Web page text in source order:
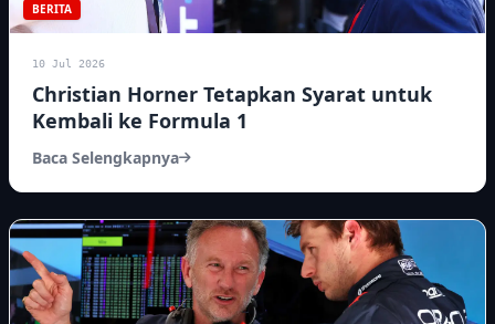
BERITA
10 Jul 2026
Christian Horner Tetapkan Syarat untuk
Kembali ke Formula 1
Baca Selengkapnya